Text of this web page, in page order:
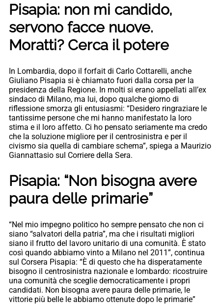
Pisapia: non mi candido,
servono facce nuove.
Moratti? Cerca il potere
In Lombardia, dopo il forfait di Carlo Cottarelli, anche
Giuliano Pisapia si è chiamato fuori dalla corsa per la
presidenza della Regione. In molti si erano appellati all’ex
sindaco di Milano, ma lui, dopo qualche giorno di
riflessione smorza gli entusiasmi: “Desidero ringraziare le
tantissime persone che mi hanno manifestato la loro
stima e il loro affetto. Ci ho pensato seriamente ma credo
che la soluzione migliore per il centrosinistra e per il
civismo sia quella di cambiare schema”, spiega a Maurizio
Giannattasio sul Corriere della Sera.
Pisapia: “Non bisogna avere
paura delle primarie”
“Nel mio impegno politico ho sempre pensato che non ci
siano “salvatori della patria”, ma che i risultati migliori
siano il frutto del lavoro unitario di una comunità. È stato
così quando abbiamo vinto a Milano nel 2011”, continua
sul Corsera Pisapia: “È di questo che ha disperatamente
bisogno il centrosinistra nazionale e lombardo: ricostruire
una comunità che sceglie democraticamente i propri
candidati. Non bisogna avere paura delle primarie, le
vittorie più belle le abbiamo ottenute dopo le primarie”